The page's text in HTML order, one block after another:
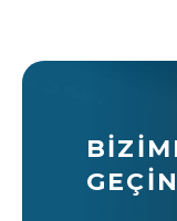
GEÇIN